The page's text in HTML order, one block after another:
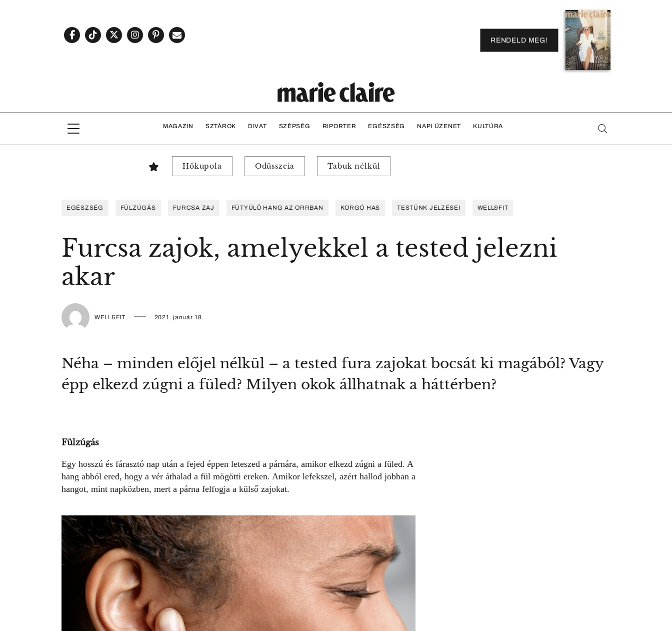
RENDELD MEG!
MAGAZIN SZTÁROK DIVAT SZÉPSÉG RIPORTER EGÉSZSÉG NAPI ÜZENET KULTÚRA
Hőkupola Odüsszeia Tabuk nélkül
EGÉSZSÉG FÜLZÚGÁS FURCSA ZAJ FÜTYÜLŐ HANG AZ ORRBAN KORGÓ HAS TESTÜNK JELZÉSEI WELL&FIT
Furcsa zajok, amelyekkel a tested jelezni
akar
WELL&FIT 2021. január 18.
Néha – minden előjel nélkül – a tested fura zajokat bocsát ki magából? Vagy
épp elkezd zúgni a füled? Milyen okok állhatnak a háttérben?
Fülzúgás
Egy hosszú és fárasztó nap után a fejed éppen leteszed a párnára, amikor elkezd zúgni a füled. A
hang abból ered, hogy a vér áthalad a fül mögötti ereken. Amikor lefekszel, azért hallod jobban a
hangot, mint napközben, mert a párna felfogja a külső zajokat.